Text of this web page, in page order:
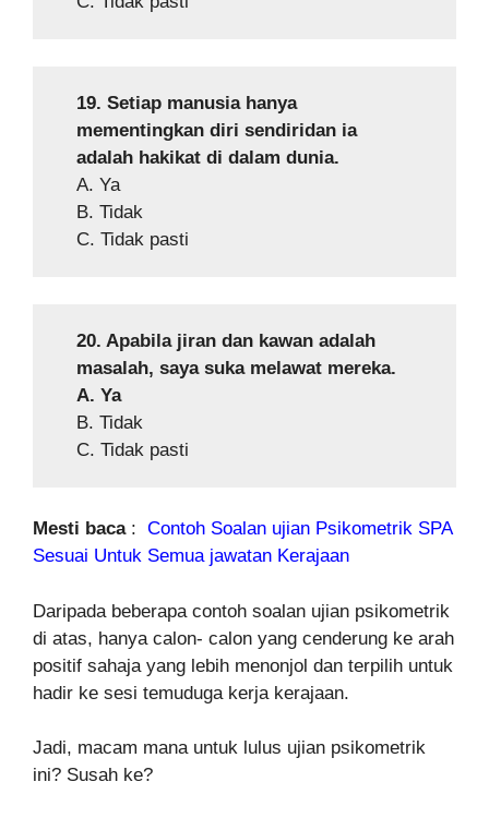
19. Setiap manusia hanya
mementingkan diri sendiridan ia
adalah hakikat di dalam dunia.
A. Ya
B. Tidak
C. Tidak pasti
20. Apabila jiran dan kawan adalah
masalah, saya suka melawat mereka.
A. Ya
B. Tidak
C. Tidak pasti
Mesti baca: Contoh Soalan ujian Psikometrik SPA
Sesuai Untuk Semua jawatan Kerajaan
Daripada beberapa contoh soalan ujian psikometrik
di atas, hanya calon- calon yang cenderung ke arah
positif sahaja yang lebih menonjol dan terpilih untuk
hadir ke sesi temuduga kerja kerajaan.
Jadi, macam mana untuk lulus ujian psikometrik
ini? Susah ke?